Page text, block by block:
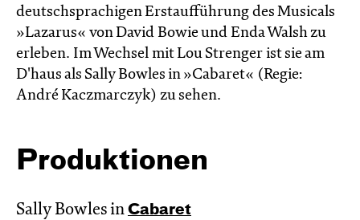
deutschsprachigen Erstaufführung des Musicals
»Lazarus« von David Bowie und Enda Walsh zu
erleben. Im Wechsel mit Lou Strenger ist sie am
D'haus als Sally Bowles in »Cabaret« (Regie:
André Kaczmarczyk) zu sehen.
Produktionen
Sally Bowles in Cabaret